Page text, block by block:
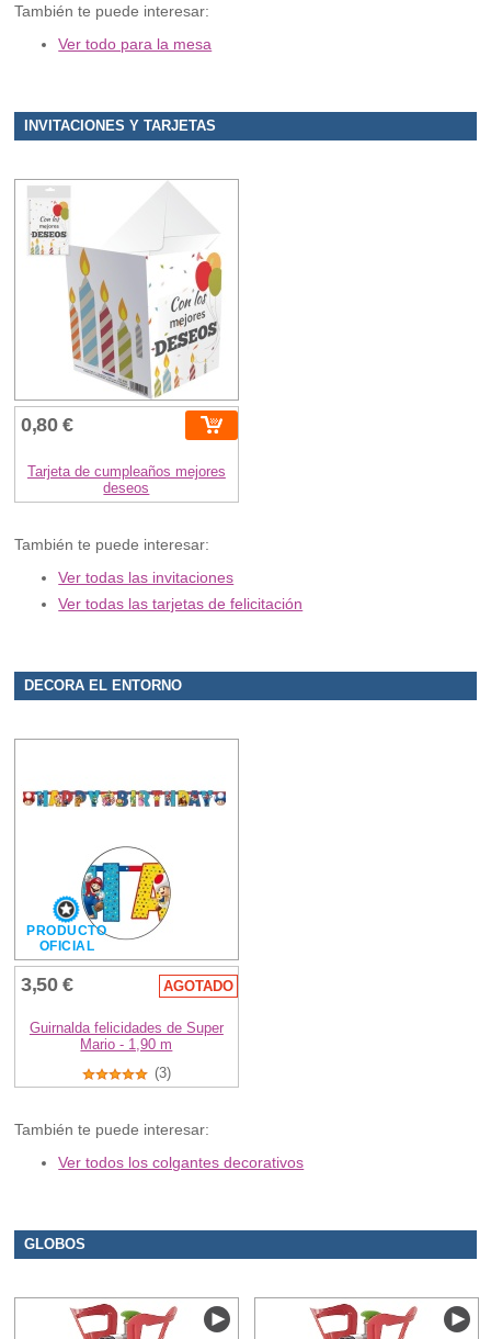
También te puede interesar:
Ver todo para la mesa
INVITACIONES Y TARJETAS
0,80 €
Tarjeta de cumpleaños mejores
deseos
También te puede interesar:
Ver todas las invitaciones
Ver todas las tarjetas de felicitación
DECORA EL ENTORNO
PRODUCTO
OFICIAL
3,50 € AGOTADO
Guirnalda felicidades de Super
Mario - 1,90 m
(3)
También te puede interesar:
Ver todos los colgantes decorativos
GLOBOS